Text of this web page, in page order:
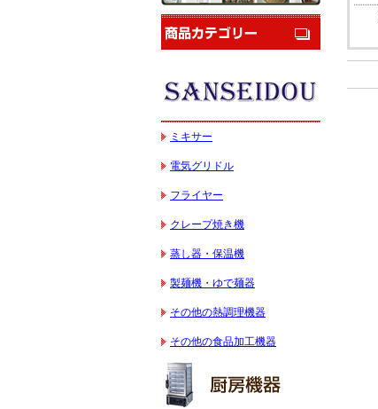
ミキサー
電気グリドル
フライヤー
クレープ焼き機
蒸し器・保温機
製麺機・ゆで麺器
その他の熱調理機器
その他の食品加工機器